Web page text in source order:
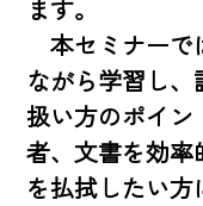
ます。
本セミナーで
ながら学習し
扱い方のポイ
者、文書を効
を払拭したい方